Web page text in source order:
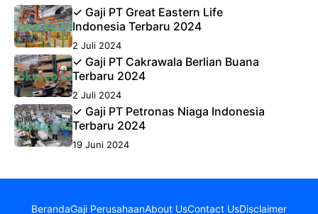
✓ Gaji PT Great Eastern Life
Indonesia Terbaru 2024
2 Juli 2024
✓ Gaji PT Cakrawala Berlian Buana
Terbaru 2024
2 Juli 2024
✓ Gaji PT Petronas Niaga Indonesia
Terbaru 2024
19 Juni 2024
BerandaGaji PerusahaanAbout UsContact UsDisclaimer